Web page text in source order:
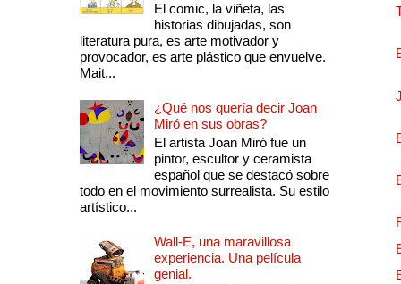
El comic, la viñeta, las
historias dibujadas, son
literatura pura, es arte motivador y
provocador, es arte plástico que envuelve.
Mait...
¿Qué nos quería decir Joan
Miró en sus obras?
El artista Joan Miró fue un
pintor, escultor y ceramista
español que se destacó sobre
todo en el movimiento surrealista. Su estilo
artístico...
Wall-E, una maravillosa
experiencia. Una película
genial.